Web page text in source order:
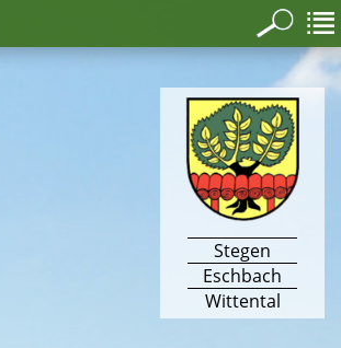
Stegen
Eschbach
Wittental